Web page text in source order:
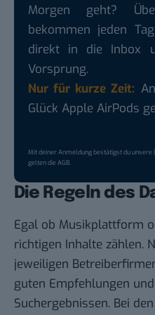
Morgen geht?
bekommen jeden
direkt in die Inbox
Vorsprung.
Nur für kurze Zeit:
Glück Apple AirPods
Mit deiner Anmeldung bestätigst du unsere
gelten dieAGB.
Die Regeln des
Egal ob Musikplattform
richtigen Inhalte zählen.
jeweiligen
guten Empfehlungen
Suchergebnissen. Bei